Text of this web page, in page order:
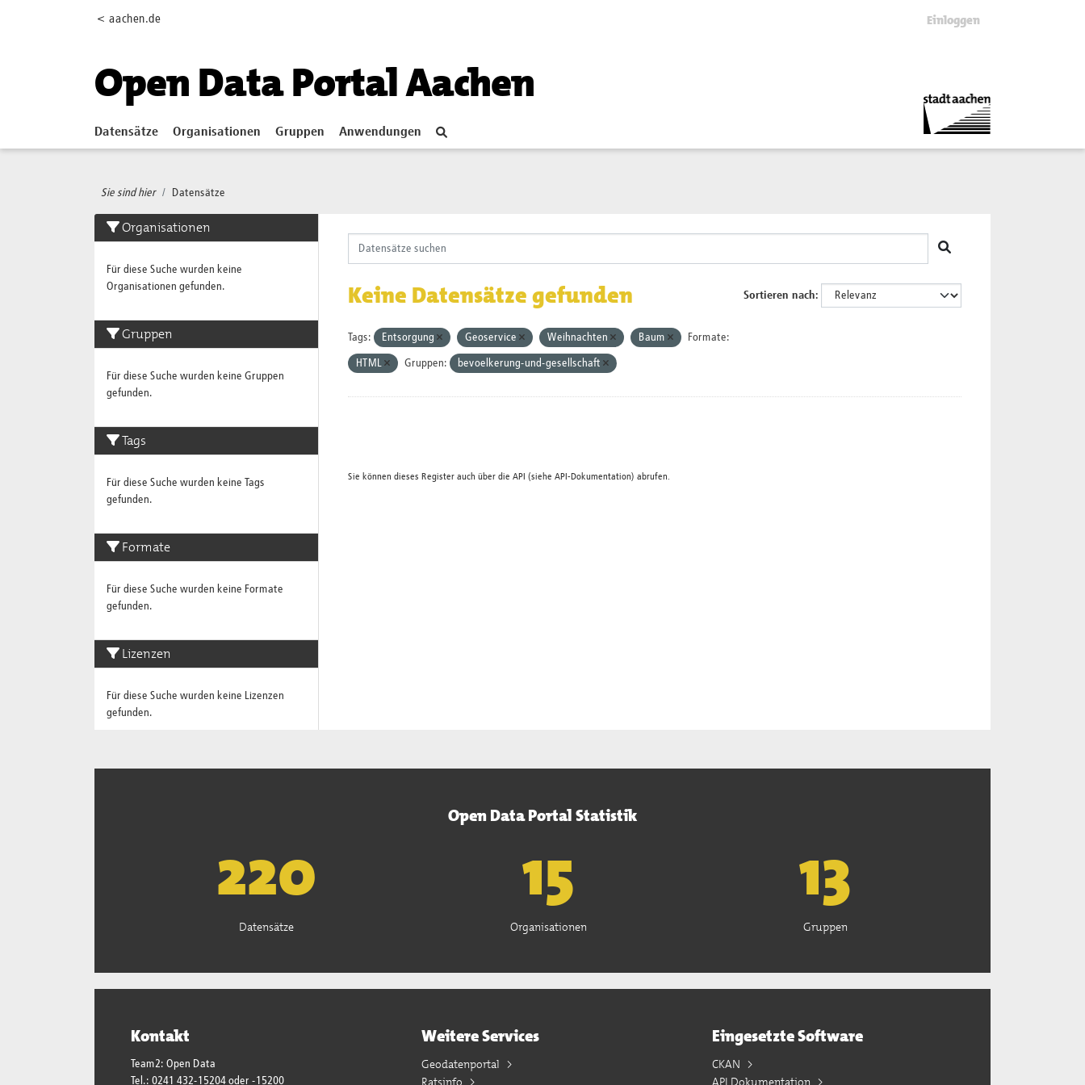
< aachen.de Einloggen
Open Data Portal Aachen
Datensätze Organisationen Gruppen Anwendungen
Sie sind hier Datensätze
Organisationen
Für diese Suche wurden keine
Organisationen gefunden.
Gruppen
Für diese Suche wurden keine Gruppen
gefunden.
Tags
Für diese Suche wurden keine Tags
gefunden.
Formate
Für diese Suche wurden keine Formate
gefunden.
Lizenzen
Für diese Suche wurden keine Lizenzen
gefunden.
Sortieren nach
Keine Datensätze gefunden
Tags: Entsorgung Geoservice Weihnachten Baum Formate:
HTML Gruppen: bevoelkerung-und-gesellschaft
Sie können dieses Register auch über die API (siehe API-Dokumentation) abrufen.
Open Data Portal Statistik
222
Datensätze
15
Organisationen
13
Gruppen
Kontakt
Team2: Open Data
Tel.: 0241 432-15204 oder -15200
Weitere Services
Geodatenportal
Ratsinfo
Eingesetzte Software
CKAN
API Dokumentation